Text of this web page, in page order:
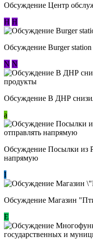
Обсуждение Центр
Н Н
Обсуждение Burger station
N N
Обсуждение В ДНР
a
Обсуждение Посылки из
напрямую
I
Обсуждение Магазин
Е